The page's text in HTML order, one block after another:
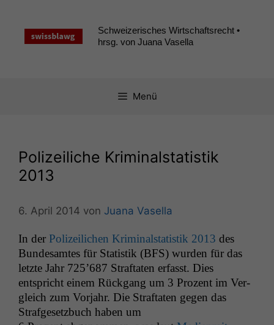
springen
Schweizerisches Wirtschaftsrecht •
hrsg. von Juana Vasella
Menü
Polizeiliche Kriminalstatistik
2013
6. April 2014 von Juana Vasella
In der Polizeilichen Krim­i­nal­sta­tis­tik 2013 des
Bun­de­samtes für Sta­tis­tik (BFS) wur­den für das
let­zte Jahr 725’687 Straftat­en erfasst. Dies
entspricht einem Rück­gang um 3 Prozent im Ver­
gle­ich zum Vor­jahr. Die Straftat­en gegen das
Strafge­set­zbuch haben um